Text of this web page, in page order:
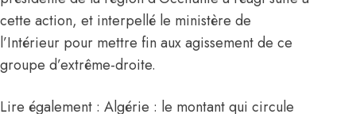
cette action, et interpellé le ministère de
l’Intérieur pour mettre fin aux agissement de ce
groupe d’extrême-droite.
Lire également : Algérie : le montant qui circule